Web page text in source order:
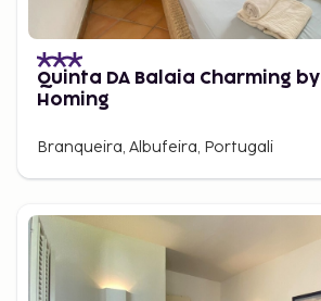
Quinta DA Balaia Charming by
Homing
Branqueira, Albufeira, Portugali